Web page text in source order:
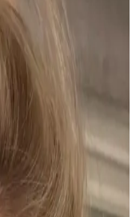
püskürtücülü
uygulanır; sabaha
etkili olduğu
tarafından sunulur;
Azaltan
Rehberi
sorunlarını hafif ve
sağlığını destekler ve